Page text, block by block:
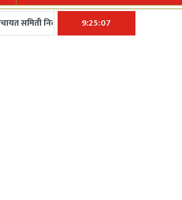
निवडणुकांचं बिगूल अखेर वाजलं! ५ फेब्रुवारीला मतदान,
9:25:08